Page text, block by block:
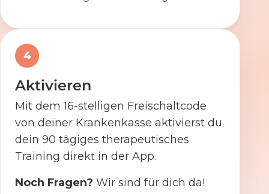
4
Aktivieren
Mit dem 16-stelligen Freischaltcode
von deiner Krankenkasse aktivierst du
dein 90 tägiges therapeutisches
Training direkt in der App.
Noch Fragen? Wir sind für dich da!